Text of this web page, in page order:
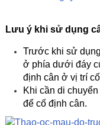
Lưu ý khi sử dụng
Trước khi sử
ở phía dưới đáy
định cân ở vị trí
Khi cần di
để cố định cân.